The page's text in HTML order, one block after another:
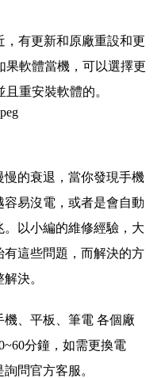
，有更新和原廠重設和更
果軟體當機，可以選擇更
重安裝軟體的。
的衰退，當你發現手機
易沒電，或者是會自動
以小編的維修經驗，大
這些問題，而解決的方
決。
機、平板、筆電 各個廠
分鐘，如需更換電
問官方客服。